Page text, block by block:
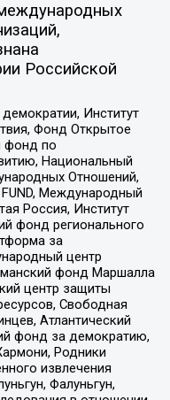
Российской
Институт
Фонд Открытое
фонд по
Национальный
Отношений,
FUND, Международный
Россия, Институт
фонд регионального
за
центр
фонд Маршалла
центр защиты
Свободная
Атлантический
фонд за демократию,
Родники
извлечения
Фалуньгун,